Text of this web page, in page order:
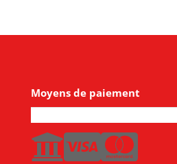
Moyens de paiement